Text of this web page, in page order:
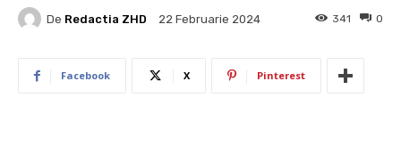
De Redactia ZHD 22 Februarie 2024 0
341
Facebook X Pinterest